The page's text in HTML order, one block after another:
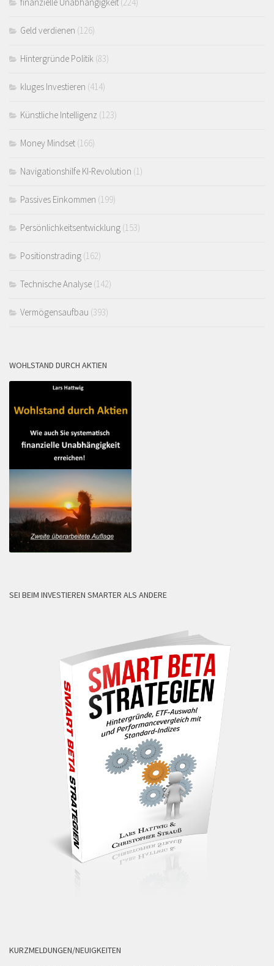
Geld verdienen (126)
Hintergründe Politik (83)
kluges Investieren (414)
Künstliche Intelligenz (123)
Money Mindset (166)
Navigationshilfe KI-Revolution (1)
Passives Einkommen (199)
Persönlichkeitsentwicklung (153)
Positionstrading (162)
Technische Analyse (142)
Vermögensaufbau (393)
WOHLSTAND DURCH AKTIEN
SEI BEIM INVESTIEREN SMARTER ALS ANDERE
KURZMELDUNGEN/NEUIGKEITEN